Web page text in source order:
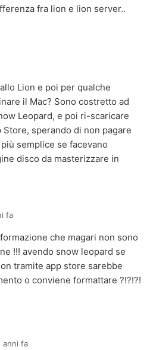
fra lion e lion server..
Lion e poi per qualche
il Mac? Sono costretto ad
Leopard, e poi ri-scaricare
Store, sperando di non pagare
semplice se facevano
disco da masterizzare in
fa
che magari non sono
!!! avendo snow leopard se
tramite app store sarebbe
o conviene formattare ?!?!?!
anni fa